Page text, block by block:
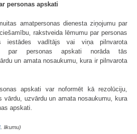
personas apskati
amatpersonas dienesta ziņojumu par
rakstveida lēmumu par personas
iestādes vadītājs vai viņa pilnvarota
par personas apskati norāda tās
un amata nosaukumu, kura ir pilnvarota
apskati var noformēt kā rezolūciju,
vārdu, uzvārdu un amata nosaukumu, kura
apskati.
. likumu)